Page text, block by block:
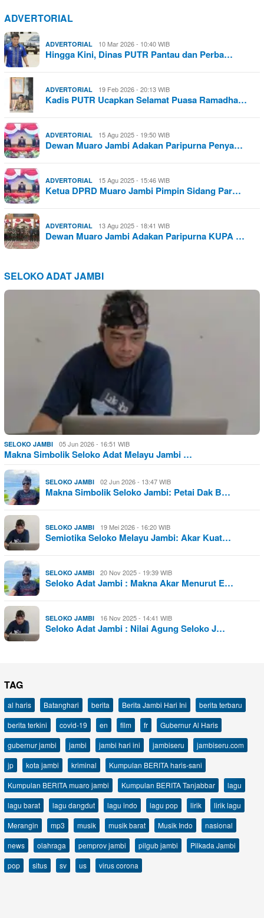
ADVERTORIAL
ADVERTORIAL 10 Mar 2026 - 10:40 WIB
Hingga Kini, Dinas PUTR Pantau dan Perba…
ADVERTORIAL 19 Feb 2026 - 20:13 WIB
Kadis PUTR Ucapkan Selamat Puasa Ramadha…
ADVERTORIAL 15 Agu 2025 - 19:50 WIB
Dewan Muaro Jambi Adakan Paripurna Penya…
ADVERTORIAL 15 Agu 2025 - 15:46 WIB
Ketua DPRD Muaro Jambi Pimpin Sidang Par…
ADVERTORIAL 13 Agu 2025 - 18:41 WIB
Dewan Muaro Jambi Adakan Paripurna KUPA …
SELOKO ADAT JAMBI
SELOKO JAMBI 05 Jun 2026 - 16:51 WIB
Makna Simbolik Seloko Adat Melayu Jambi …
SELOKO JAMBI 02 Jun 2026 - 13:47 WIB
Makna Simbolik Seloko Jambi: Petai Dak B…
SELOKO JAMBI 19 Mei 2026 - 16:20 WIB
Semiotika Seloko Melayu Jambi: Akar Kuat…
SELOKO JAMBI 20 Nov 2025 - 19:39 WIB
Seloko Adat Jambi : Makna Akar Menurut E…
SELOKO JAMBI 16 Nov 2025 - 14:41 WIB
Seloko Adat Jambi : Nilai Agung Seloko J…
TAG
al haris Batanghari berita Berita Jambi Hari Ini
berita terbaru
berita terkini
covid-19 en film fr
Gubernur Al Haris
gubernur jambi
jambi jambi hari ini jambiseru
jambiseru.com
jp
kota jambi kriminal
Kumpulan BERITA haris-sani
Kumpulan BERITA muaro jambi
Kumpulan BERITA Tanjabbar
lagu
lagu barat
lagu dangdut lagu indo lagu pop lirik
lirik lagu
Merangin
mp3 musik musik barat Musik Indo
nasional
news
olahraga pemprov jambi pilgub jambi
Pilkada Jambi
pop
situs sv us virus corona